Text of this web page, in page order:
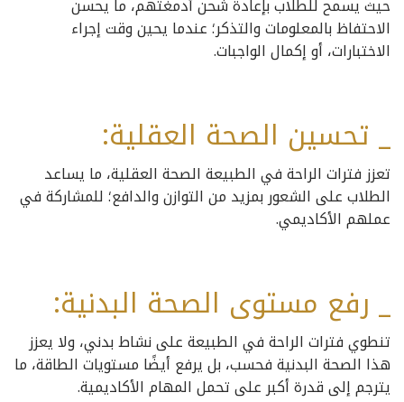
الاحتفاظ بالمعلومات والتذكر؛ عندما يحين وقت إجراء
الاختبارات، أو إكمال الواجبات.
_ تحسين الصحة العقلية:
تعزز فترات الراحة في الطبيعة الصحة العقلية، ما يساعد
الطلاب على الشعور بمزيد من التوازن والدافع؛ للمشاركة في
عملهم الأكاديمي.
_ رفع مستوى الصحة البدنية:
تنطوي فترات الراحة في الطبيعة على نشاط بدني، ولا يعزز
هذا الصحة البدنية فحسب، بل يرفع أيضًا مستويات الطاقة، ما
يترجم إلى قدرة أكبر على تحمل المهام الأكاديمية.